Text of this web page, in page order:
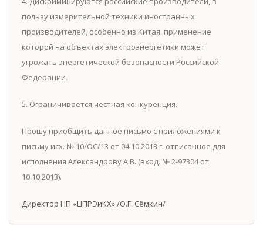
пользу измерительной техники иностранных
производителей, особенно из Китая, применение
которой на объектах электроэнергетики может
угрожать энергетической безопасности Российской
Федерации.
5. Ограничивается честная конкуренция.
Прошу приобщить данное письмо c приложениями к
письму исх. № 10/ОС/13 от 04.10.2013 г. отписанное для
исполнения Александрову А.В. (вход. № 2-97304 от
10.10.2013).
Директор НП «ЦПРЭиКХ» /О.Г. Сёмкин/